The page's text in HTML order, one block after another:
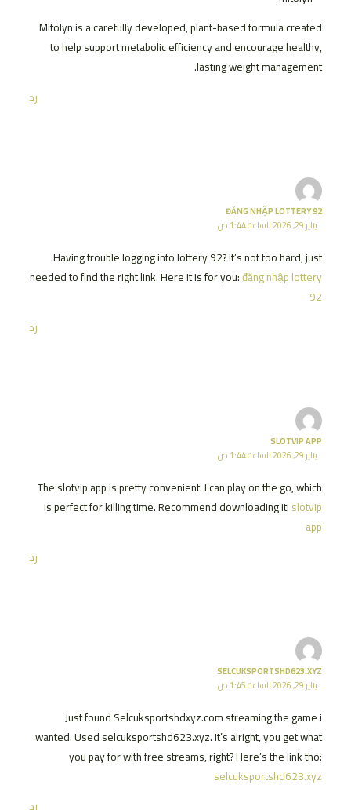
Mitolyn is a carefully developed, plant-based formula created
to help support metabolic efficiency and encourage healthy,
lasting weight management.
رد
ĐĂNG NHẬP LOTTERY 92
يناير 29, 2026 الساعة 1:44 ص
Having trouble logging into lottery 92? It’s not too hard, just
needed to find the right link. Here it is for you:đăng nhập lottery
92
رد
SLOTVIP APP
يناير 29, 2026 الساعة 1:44 ص
The slotvip app is pretty convenient. I can play on the go, which
is perfect for killing time. Recommend downloading it!slotvip
app
رد
SELCUKSPORTSHD623.XYZ
يناير 29, 2026 الساعة 1:45 ص
Just found Selcuksportshdxyz.com streaming the game i
wanted. Used selcuksportshd623.xyz. It’s alright, you get what
you pay for with free streams, right? Here’s the link tho:
selcuksportshd623.xyz